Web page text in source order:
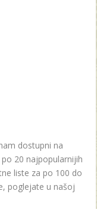
dostupni na
20 najpopularnijih
liste za po 100 do
poglejate u našoj